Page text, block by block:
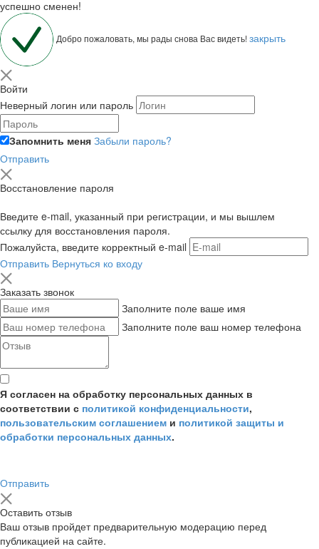
успешно сменен!
Добро пожаловать, мы рады снова Вас видеть!закрыть
Войти
Неверный логин или пароль
Запомнить меня Забыли пароль?
Отправить
Восстановление пароля
Введите e-mail, указанный при регистрации, и мы вышлем
ссылку для восстановления пароля.
Пожалуйста, введите корректный e-mail
Отправить Вернуться ко входу
Заказать звонок
Заполните поле ваше имя
Заполните поле ваш номер телефона
Я согласен на обработку персональных данных в
соответствии с политикой конфиденциальности,
пользовательским соглашением и политикой защиты и
обработки персональных данных.
Отправить
Оставить отзыв
Ваш отзыв пройдет предварительную модерацию перед
публикацией на сайте.